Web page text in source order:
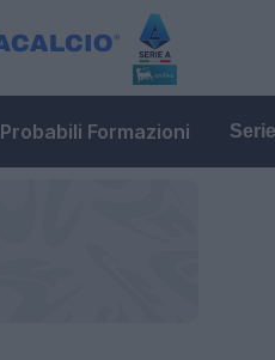
Probabili Formazioni